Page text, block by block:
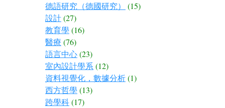
德語研究（德國研究）
(15)
設計(27)
教育學(16)
醫療 (76)
語言中心(23)
室內設計學系(12)
資料視覺化，數據分析(1)
西方哲學(13)
跨學科(17)